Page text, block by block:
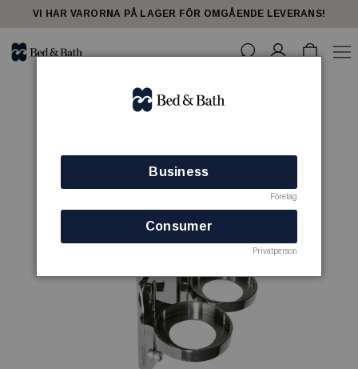
VI HAR VARORNA PÅ LAGER FÖR OMGÅENDE LEVERANS!
Business
Företag
Consumer
Privatperson